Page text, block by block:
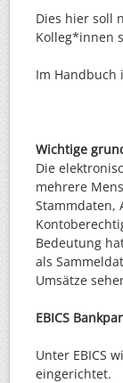
Dies hier soll
Kolleg*innen
Im Handbuch
Wichtige
Die
mehrere
Stammdaten,
Bedeutung
als
Umsätze
EBICS
Unter EBICS
eingerichtet.